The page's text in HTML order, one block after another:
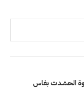
الحشدت بفاس